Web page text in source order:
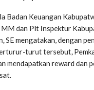
Badan Keuangan
MM dan Plt Inspektur
SE mengatakan, dengan
turut tersebut,
mendapatkan reward dan